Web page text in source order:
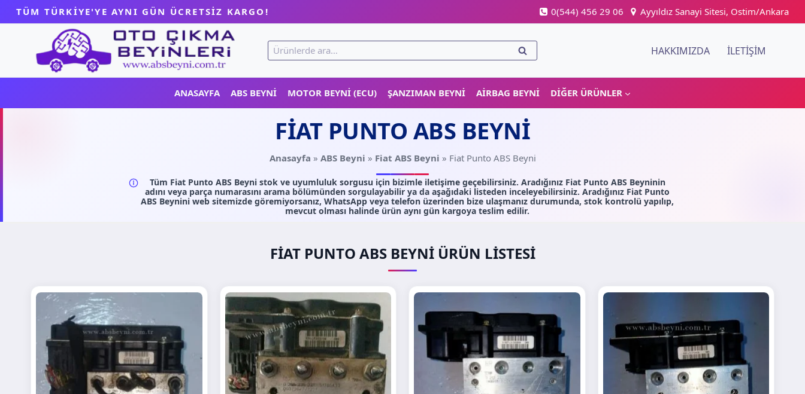
content
TÜM TÜRKİYE'YE AYNI GÜN ÜCRETSİZ KARGO! 0(544) 456 29 06 Ayyıldız Sanayi Sitesi, Ostim/Ankara
Ara:
ARA HAKKIMIZDA İLETIŞIM
ANASAYFA ABS BEYNI MOTOR BEYNI (ECU) ŞANZIMAN BEYNI AIRBAG BEYNI DIĞER ÜRÜNLER
FIAT PUNTO ABS BEYNI
Anasayfa » ABS Beyni » Fiat ABS Beyni » Fiat Punto ABS Beyni
Tüm Fiat Punto ABS Beyni stok ve uyumluluk sorgusu için bizimle iletişime geçebilirsiniz. Aradığınız Fiat Punto ABS Beyninin
adını veya parça numarasını arama bölümünden sorgulayabilir ya da aşağıdaki listeden inceleyebilirsiniz. Aradığınız Fiat Punto
ABS Beynini web sitemizde göremiyorsanız, WhatsApp veya telefon üzerinden bize ulaşmanız durumunda, stok kontrolü yapılıp,
mevcut olması halinde ürün aynı gün kargoya teslim edilir.
FIAT PUNTO ABS BEYNI ÜRÜN LISTESI